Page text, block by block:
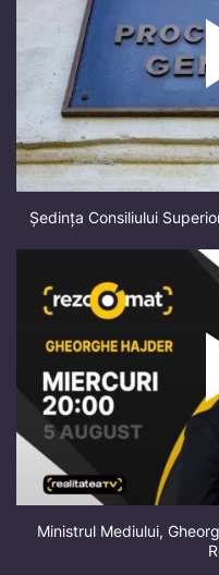
Ședința Consiliului
Ministrul Mediului,